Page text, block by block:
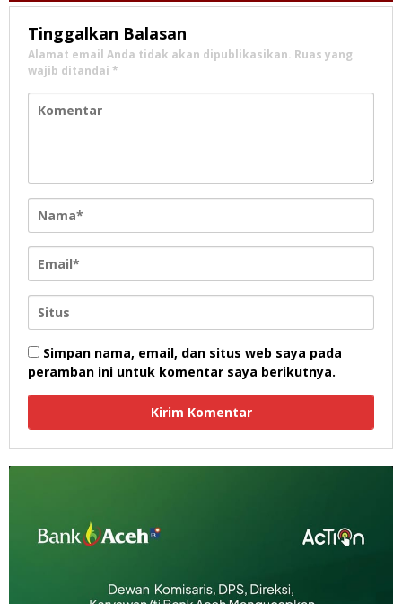
Tinggalkan Balasan
Alamat email Anda tidak akan dipublikasikan. Ruas yang
wajib ditandai *
Simpan nama, email, dan situs web saya pada
peramban ini untuk komentar saya berikutnya.